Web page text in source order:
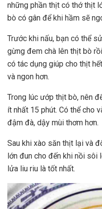
những phần thịt có thớ thịt
bò có gân để khi hầm sẽ
Trước khi nấu, bạn có thể
gừng đem chà lên thịt bò
có tác dụng giúp cho thịt
và ngon hơn.
Trong lúc ướp thịt bò, nên
ít nhất 15 phút. Có thể cho
đậm đà, dậy mùi thơm hơn.
Sau khi xào săn thịt lại và
lớn đun cho đến khi nồi
lửa liu riu là tốt nhất.